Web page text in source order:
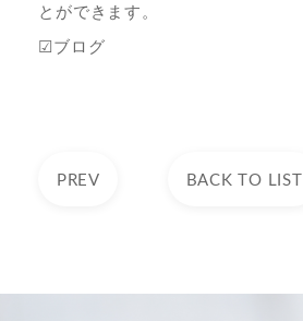
とができます。
☑ブログ
PREV BACK TO LIST